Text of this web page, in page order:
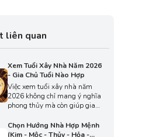
liên quan
Xem Tuổi Xây Nhà Năm 2026
- Gia Chủ Tuổi Nào Hợp
Việc xem tuổi xây nhà năm
2026 không chỉ mang ý nghĩa
phong thủy mà còn giúp gia
dựng. Hãy cùng An Phát tìm
hiểu năm 2026 những tuổi
Chọn Hướng Nhà Hợp Mệnh
(Kim - Mộc - Thủy - Hỏa -